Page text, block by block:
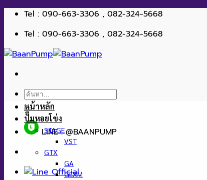
ข้าม
เนื้อหา
Tel : 090-663-3306 , 082-324-5668
Tel : 090-663-3306 , 082-324-5668
ค้นหา:
LINE : @BAANPUMP
หน้าหลัก
ปั๊มหอยโข่ง
STAGE
VST
GTX
GA
GEXM